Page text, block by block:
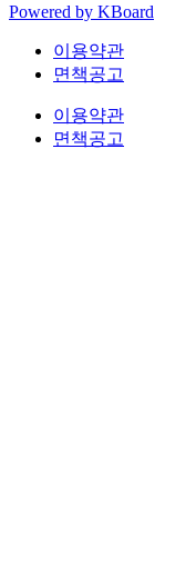
Powered by KBoard
이용약관
면책공고
이용약관
면책공고